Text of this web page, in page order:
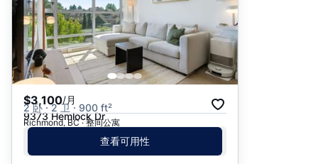
日期: 过往日期在前
价格 - $$$ 到 $
价格 - $ 到 $$$
$3,100/月
2 卧 · 2 卫 · 900 ft²
9373 Hemlock Dr
Richmond, BC · 整间公寓
查看可用性